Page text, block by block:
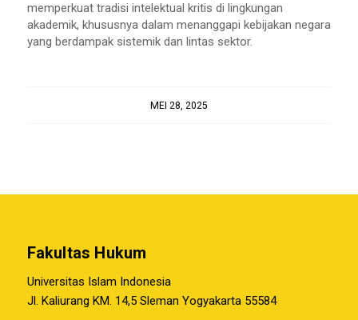
memperkuat tradisi intelektual kritis di lingkungan
akademik, khususnya dalam menanggapi kebijakan negara
yang berdampak sistemik dan lintas sektor.
MEI 28, 2025
Fakultas Hukum
Universitas Islam Indonesia
Jl. Kaliurang KM. 14,5 Sleman Yogyakarta 55584